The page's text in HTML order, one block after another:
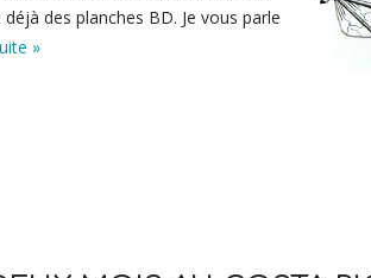
des planches BD. Je vous parle
»